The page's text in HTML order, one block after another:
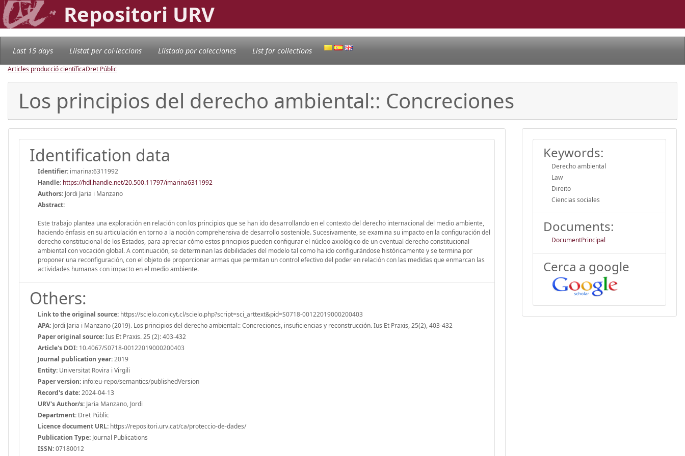
Repositori URV
Last 15 days Llistat per col·leccions Llistado por colecciones List for collections
Articles producció científicaDret Públic
Los principios del derecho ambiental:: Concreciones
Identification data
Identifier: imarina:6311992
Handle: https://hdl.handle.net/20.500.11797/imarina6311992
Authors: Jordi Jaria i Manzano
Abstract:
Este trabajo plantea una exploración en relación con los principios que se han ido desarrollando en el contexto del derecho internacional del medio ambiente,
haciendo énfasis en su articulación en torno a la noción comprehensiva de desarrollo sostenible. Sucesivamente, se examina su impacto en la configuración del
derecho constitucional de los Estados, para apreciar cómo estos principios pueden configurar el núcleo axiológico de un eventual derecho constitucional
ambiental con vocación global. A continuación, se determinan las debilidades del modelo tal como ha ido configurándose históricamente y se termina por
proponer una reconfiguración, con el objeto de proporcionar armas que permitan un control efectivo del poder en relación con las medidas que enmarcan las
actividades humanas con impacto en el medio ambiente.
Others:
Link to the original source: https://scielo.conicyt.cl/scielo.php?script=sci_arttext&pid=S0718-00122019000200403
APA: Jordi Jaria i Manzano (2019). Los principios del derecho ambiental:: Concreciones, insuficiencias y reconstrucción. Ius Et Praxis, 25(2), 403-432
Paper original source:Ius Et Praxis. 25 (2): 403-432
Article's DOI: 10.4067/S0718-00122019000200403
Journal publication year:2019
Entity: Universitat Rovira i Virgili
Paper version: info:eu-repo/semantics/publishedVersion
Record's date:2024-04-13
URV's Author/s: Jaria Manzano, Jordi
Department: Dret Públic
Licence document URL: https://repositori.urv.cat/ca/proteccio-de-dades/
Publication Type: Journal Publications
ISSN:07180012
Keywords:
Derecho ambiental
Law
Direito
Ciencias sociales
Documents:
DocumentPrincipal
Cerca a google